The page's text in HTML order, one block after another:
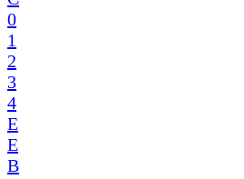
0
1
2
3
4
E
E
B